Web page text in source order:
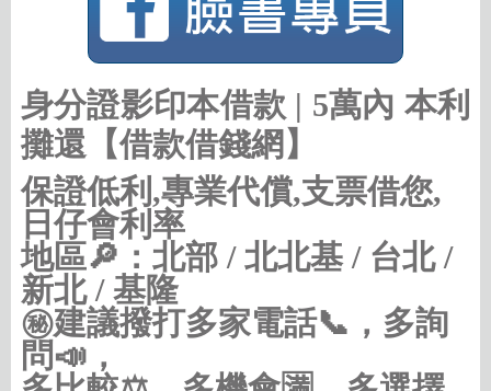
身分證影印本借款 | 5萬內 本利
攤還【借款借錢網】
保證低利,專業代償,支票借您,
日仔會利率
地區🔎：北部 / 北北基 / 台北 /
新北 / 基隆
㊙建議撥打多家電話📞，多詢
問📣，